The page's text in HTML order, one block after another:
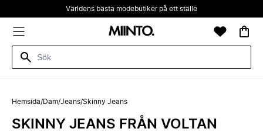
Världens bästa modebutiker på ett ställe
Hemsida/Dam/Jeans/Skinny Jeans
SKINNY JEANS FRÅN VOLTAN